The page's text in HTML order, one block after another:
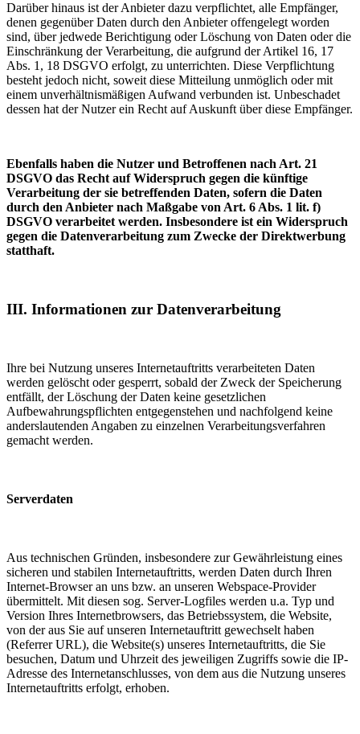
Darüber hinaus ist der Anbieter dazu verpflichtet, alle Empfänger,
denen gegenüber Daten durch den Anbieter offengelegt worden
sind, über jedwede Berichtigung oder Löschung von Daten oder die
Einschränkung der Verarbeitung, die aufgrund der Artikel 16, 17
Abs. 1, 18 DSGVO erfolgt, zu unterrichten. Diese Verpflichtung
besteht jedoch nicht, soweit diese Mitteilung unmöglich oder mit
einem unverhältnismäßigen Aufwand verbunden ist. Unbeschadet
dessen hat der Nutzer ein Recht auf Auskunft über diese Empfänger.
Ebenfalls haben die Nutzer und Betroffenen nach Art. 21
DSGVO das Recht auf Widerspruch gegen die künftige
Verarbeitung der sie betreffenden Daten, sofern die Daten
durch den Anbieter nach Maßgabe von Art. 6 Abs. 1 lit. f)
DSGVO verarbeitet werden. Insbesondere ist ein Widerspruch
gegen die Datenverarbeitung zum Zwecke der Direktwerbung
statthaft.
III. Informationen zur Datenverarbeitung
Ihre bei Nutzung unseres Internetauftritts verarbeiteten Daten
werden gelöscht oder gesperrt, sobald der Zweck der Speicherung
entfällt, der Löschung der Daten keine gesetzlichen
Aufbewahrungspflichten entgegenstehen und nachfolgend keine
anderslautenden Angaben zu einzelnen Verarbeitungsverfahren
gemacht werden.
Serverdaten
Aus technischen Gründen, insbesondere zur Gewährleistung eines
sicheren und stabilen Internetauftritts, werden Daten durch Ihren
Internet-Browser an uns bzw. an unseren Webspace-Provider
übermittelt. Mit diesen sog. Server-Logfiles werden u.a. Typ und
Version Ihres Internetbrowsers, das Betriebssystem, die Website,
von der aus Sie auf unseren Internetauftritt gewechselt haben
(Referrer URL), die Website(s) unseres Internetauftritts, die Sie
besuchen, Datum und Uhrzeit des jeweiligen Zugriffs sowie die IP-
Adresse des Internetanschlusses, von dem aus die Nutzung unseres
Internetauftritts erfolgt, erhoben.